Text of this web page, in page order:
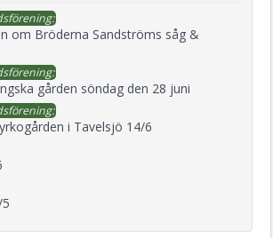
om Bröderna Sandströms såg &
gården söndag den 28 juni
i Tavelsjö 14/6